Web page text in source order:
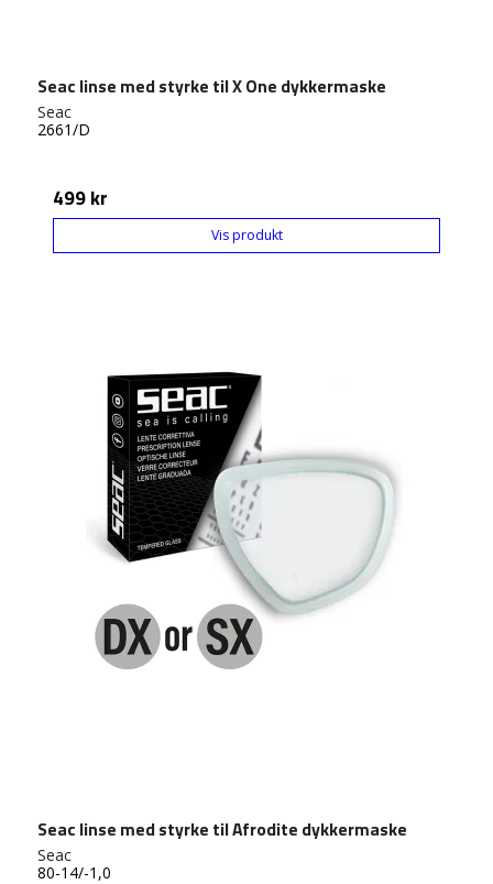
Seac linse med styrke til X One dykkermaske
Seac
2661/D
499 kr
Vis produkt
Seac linse med styrke til Afrodite dykkermaske
Seac
80-14/-1,0